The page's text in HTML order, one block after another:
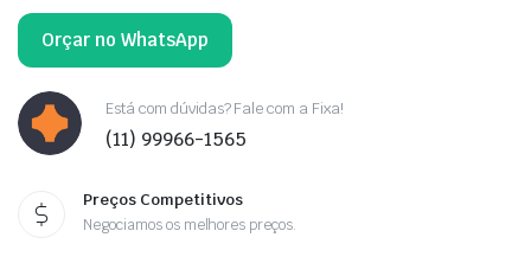
Orçar no WhatsApp
Está com dúvidas? Fale com a Fixa!
(11) 99966-1565
Preços Competitivos
Negociamos os melhores preços.